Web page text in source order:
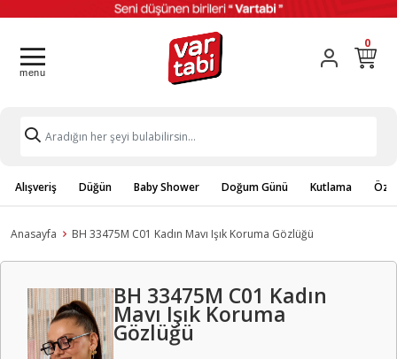
0
Alışveriş Düğün Baby Shower Doğum Günü Kutlama
Anasayfa BH 33475M C01 Kadın Mavı Işık Koruma Gözlüğü
BH 33475M C01 Kadın
Mavı Işık Koruma
Gözlüğü